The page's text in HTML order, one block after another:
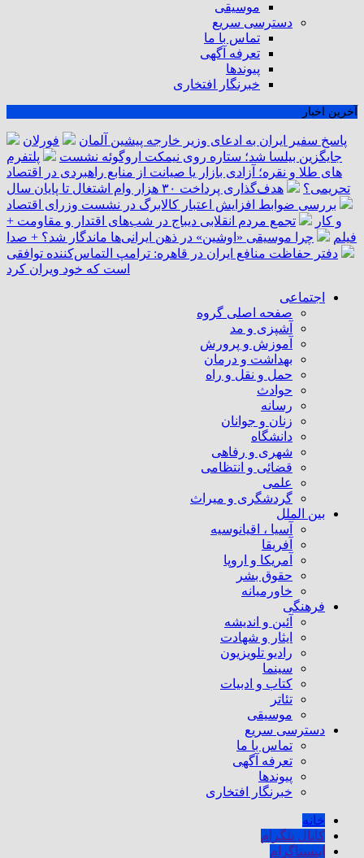
موسیقی
دسترسی سریع
تماس با ما
تعرفه آگهی
پیوندها
خبرنگار افتخاری
آخرین اخبار
پاسخ سفیر ایران به ادعای وزیر خارجه پیشین آلمان
فورلان
جایگزین بیلسا شد؛ ستاره روی نیمکت اروگوئه نشست
پلتفرم
‌های طلا و نقره؛ آزادی بازار یا صیانت از منابع راهبردی در اقتصاد
تحریمی؟
هدف‌گذاری پرداخت ۳۰ هزار وام اشتغال تا پایان سال
بررسی ضوابط افزایش اعتبار کالابرگ در نشست وزرای اقتصاد
و کار
تجمع مردم انقلابی دیباج در شب‌های اقتدار و مقاومت +
فیلم
چرا موسیقی «اوشین» در ذهن ایرانی‌ها ماندگار شد؟ + صدا
دفتر حفاظت منافع ایران در قاهره: ترامپ التماس‌کننده توافقی
است که خود ویران کرد
اجتماعی
صفحه اصلی گروه
آشپزی و مد
آموزش و پرورش
بهداشت و درمان
حمل و نقل و راه
حوادث
رسانه
زنان و جوانان
دانشگاه
شهری و رفاهی
قضائی و انتظامی
علمی
گردشگری و میراث
بین الملل
آسیا ، اقیانوسیه
آفریقا
آمریکا و اروپا
حقوق بشر
خاورمیانه
فرهنگی
آئین و اندیشه
ایثار و شهادت
رادیو تلویزیون
سینما
کتاب و ادبیات
تئاتر
موسیقی
دسترسی سریع
تماس با ما
تعرفه آگهی
پیوندها
خبرنگار افتخاری
خانه
کانال تلگرام
اینستاگرام